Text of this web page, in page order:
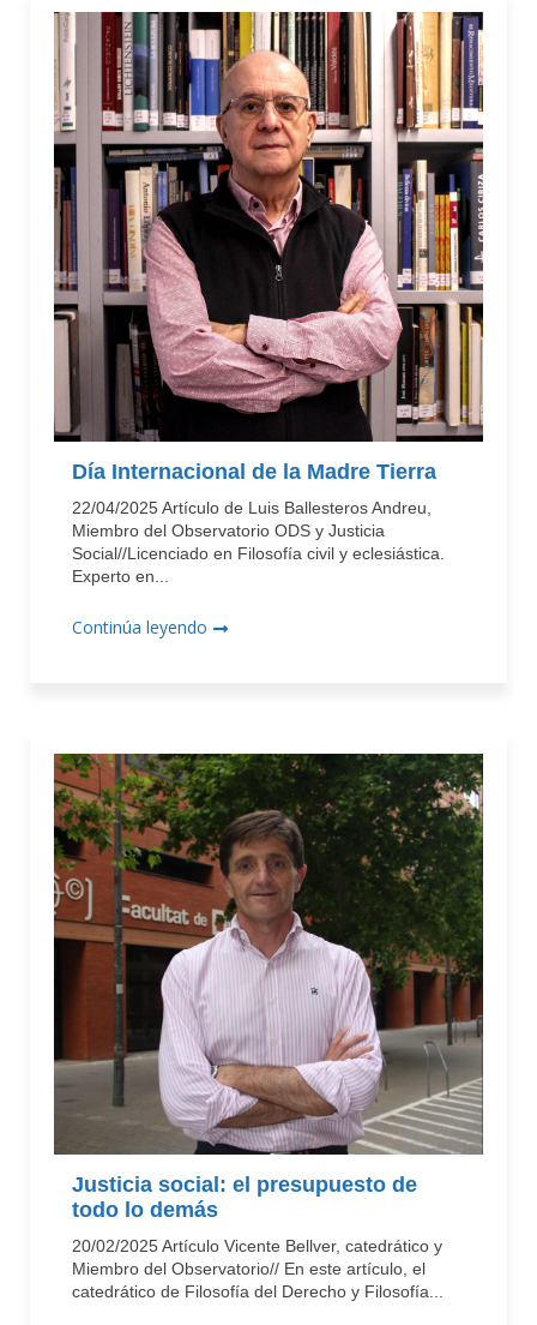
Día Internacional de la Madre Tierra
22/04/2025 Artículo de Luis Ballesteros Andreu,
Miembro del Observatorio ODS y Justicia
Social//Licenciado en Filosofía civil y eclesiástica.
Experto en...
Continúa leyendo
Justicia social: el presupuesto de
todo lo demás
20/02/2025 Artículo Vicente Bellver, catedrático y
Miembro del Observatorio// En este artículo, el
catedrático de Filosofía del Derecho y Filosofía...